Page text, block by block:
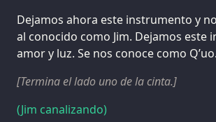
Dejamos ahora este instrumento y
al conocido como Jim. Dejamos este
amor y luz. Se nos conoce como Q’uo.
[Termina el lado uno de la cinta.]
(Jim canalizando)